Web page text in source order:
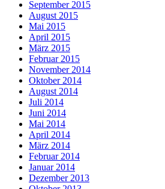
September 2015
August 2015
Mai 2015
April 2015
März 2015
Februar 2015
November 2014
Oktober 2014
August 2014
Juli 2014
Juni 2014
Mai 2014
April 2014
März 2014
Februar 2014
Januar 2014
Dezember 2013